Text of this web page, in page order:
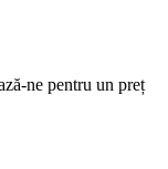
ne pentru un preț